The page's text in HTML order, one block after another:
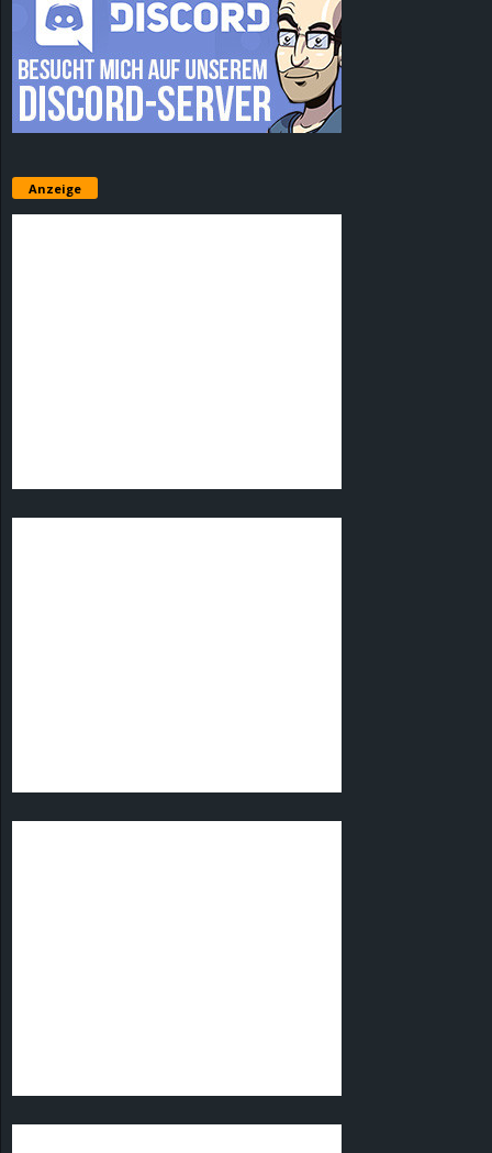
Anzeige